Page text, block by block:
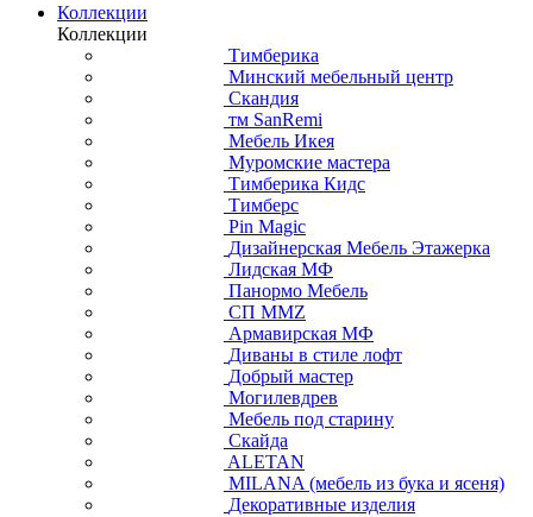
Коллекции
Коллекции
Тимберика
Минский мебельный центр
Скандия
тм SanRemi
Мебель Икея
Муромские мастера
Тимберика Кидс
Тимберс
Pin Magic
Дизайнерская Мебель Этажерка
Лидская МФ
Панормо Мебель
СП ММZ
Армавирская МФ
Диваны в стиле лофт
Добрый мастер
Могилевдрев
Мебель под старину
Скайда
ALETAN
MILANA (мебель из бука и ясеня)
Декоративные изделия